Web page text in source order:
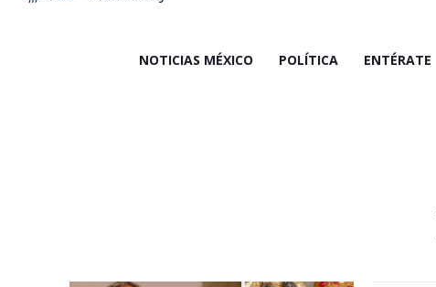
NOTICIAS MÉXICO POLÍTICA ENTÉRATE